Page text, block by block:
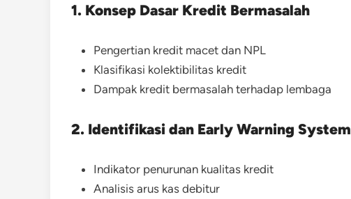
1. Konsep Dasar Kredit Bermasalah
Pengertian kredit macet dan NPL
Klasifikasi kolektibilitas kredit
Dampak kredit bermasalah terhadap lembaga
2. Identifikasi dan Early Warning System
Indikator penurunan kualitas kredit
Analisis arus kas debitur